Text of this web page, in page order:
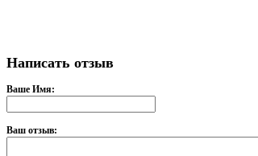
Написать отзыв
Ваше Имя:
Ваш отзыв: